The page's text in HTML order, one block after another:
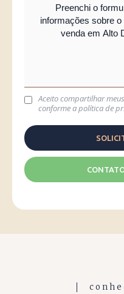
Aceito compartilhar
conforme apolítica de